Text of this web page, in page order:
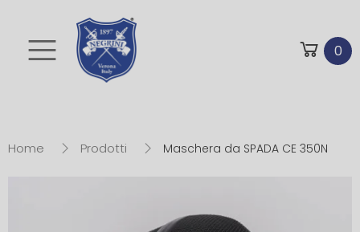
Toggle mobile 0
Home Prodotti Maschera da SPADA CE 350N